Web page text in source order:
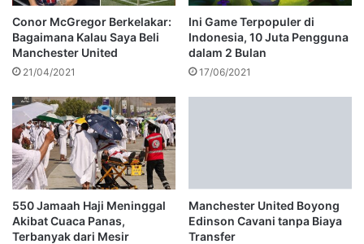
Conor McGregor Berkelakar:
Bagaimana Kalau Saya Beli
Manchester United
21/04/2021
Ini Game Terpopuler di
Indonesia, 10 Juta Pengguna
dalam 2 Bulan
17/06/2021
550 Jamaah Haji Meninggal
Akibat Cuaca Panas,
Terbanyak dari Mesir
Manchester United Boyong
Edinson Cavani tanpa Biaya
Transfer